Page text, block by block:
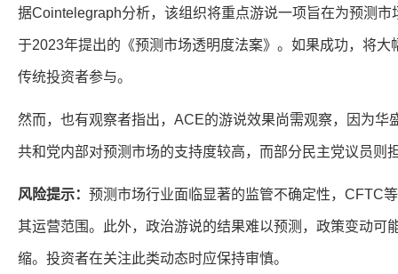
据Cointelegraph分析，该组织将重点游说一项旨在为预测
于2023年提出的《预测市场透明度法案》。如果成功，将
传统投资者参与。
然而，也有观察者指出，ACE的游说效果尚需观察，因为华
共和党内部对预测市场的支持度较高，而部分民主党议员则
风险提示： 预测市场行业面临显著的监管不确定性，CFTC
其运营范围。此外，政治游说的结果难以预测，政策变动可
缩。投资者在关注此类动态时应保持审慎。